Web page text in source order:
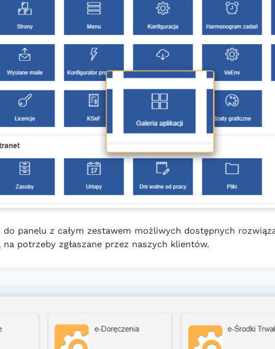
panelu z całym zestawem możliwych dostępnych
potrzeby zgłaszane przez naszych klientów.